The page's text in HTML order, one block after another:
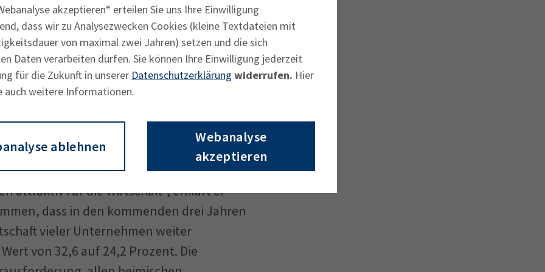
akzeptieren“ erteilen Sie uns Ihre Einwilligung
dass wir zu Analysezwecken Cookies (kleine Textdateien mit
von maximal zwei Jahren) setzen und die sich
Daten verarbeiten dürfen. Sie können Ihre Einwilligung jederzeit
für die Zukunft in unserer Datenschutzerklärung widerrufen. Hier
auch weitere Informationen.
ablehnen
Webanalyse
akzeptieren
dem Schulangebot. Die schlechtesten
wie zum Beispiel Sharing-Modelle,
„Trotz
Betriebe sehen sie auch große
allem beim Bürokratieabbau und einer
Verfügbarkeit von Fachkräften und
stellvertretender Vorsitzender
attraktiv für die Wirtschaft“, erklärt er
dass in den kommenden drei Jahren
vieler Unternehmen weiter
von 32,6 auf 24,2 Prozent. Die